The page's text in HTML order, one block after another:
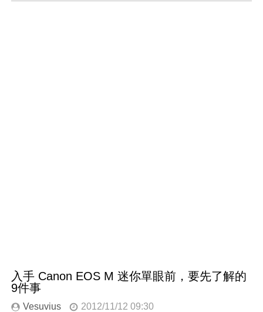
入手 Canon EOS M 迷你單眼前，要先了解的
9件事
Vesuvius 2012/11/12 09:30